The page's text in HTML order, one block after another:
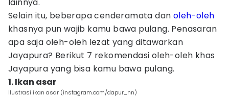
Selain itu, beberapa cenderamata dan oleh-oleh
khasnya pun wajib kamu bawa pulang. Penasaran
apa saja oleh-oleh lezat yang ditawarkan
Jayapura? Berikut 7 rekomendasi oleh-oleh khas
Jayapura yang bisa kamu bawa pulang.
1. Ikan asar
Ilustrasi ikan asar (instagram.com/dapur_nn)